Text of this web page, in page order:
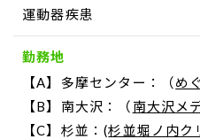
運動器疾患
勤務地
【A】多摩センター：（め
【B】南大沢：（ 南大沢メ
【C】杉並：(杉並堀ノ内ク